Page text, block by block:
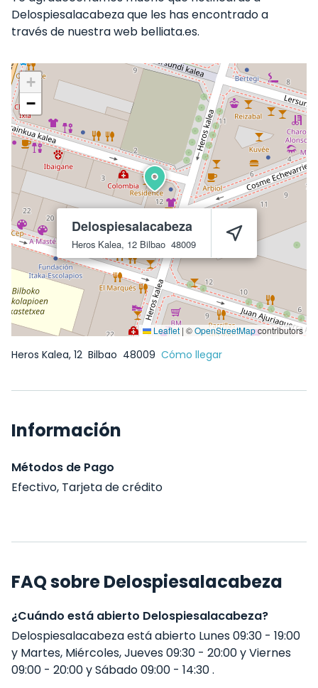
Delospiesalacabeza que les has encontrado a
través de nuestra web belliata.es.
Delospiesalacabeza
Heros Kalea, 12 Bilbao 48009
+
−
Leaflet | ©OpenStreetMapcontributors
Heros Kalea, 12 Bilbao 48009 Cómo llegar
Información
Métodos de Pago
Efectivo, Tarjeta de crédito
FAQ sobre Delospiesalacabeza
¿Cuándo está abierto Delospiesalacabeza?
Delospiesalacabeza está abierto Lunes 09:30 - 19:00
y Martes, Miércoles, Jueves 09:30 - 20:00 y Viernes
09:00 - 20:00 y Sábado 09:00 - 14:30 .